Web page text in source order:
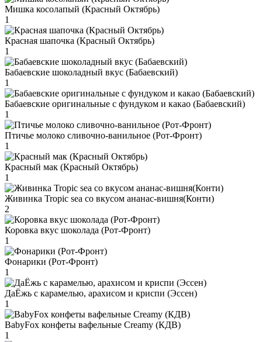
Мишка косолапый (Красный Октябрь)
1
Красная шапочка (Красный Октябрь)
1
Бабаевские шоколадный вкус (Бабаевский)
1
Бабаевские оригинальные с фундуком и какао (Бабаевский)
1
Птичье молоко сливочно-ванильное (Рот-Фронт)
1
Красный мак (Красный Октябрь)
1
Живинка Tropic sea со вкусом ананас-вишня(Конти)
2
Коровка вкус шоколада (Рот-Фронт)
1
Фонарики (Рот-Фронт)
1
ДаЁжь с карамелью, арахисом и криспи (Эссен)
1
BabyFox конфеты вафельные Creamy (КДВ)
1